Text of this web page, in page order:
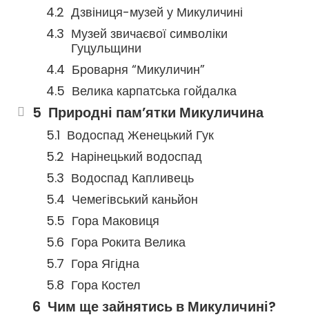
Дзвіниця-музей у Микуличині
Музей звичаєвої символіки
Гуцульщини
Броварня “Микуличин”
Велика карпатська гойдалка
Природні пам’ятки Микуличина
Водоспад Женецький Гук
Нарінецький водоспад
Водоспад Капливець
Чемегівський каньйон
Гора Маковиця
Гора Рокита Велика
Гора Ягідна
Гора Костел
Чим ще зайнятись в Микуличині?